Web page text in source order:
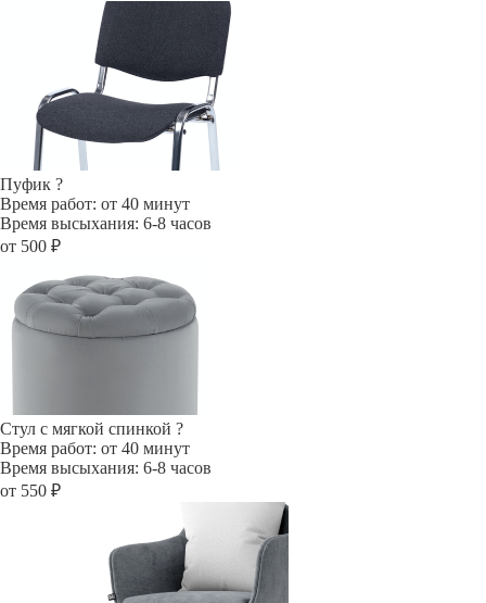
Пуфик ?
Время работ: от 40 минут
Время высыхания: 6-8 часов
от 500 ₽
Стул с мягкой спинкой ?
Время работ: от 40 минут
Время высыхания: 6-8 часов
от 550 ₽